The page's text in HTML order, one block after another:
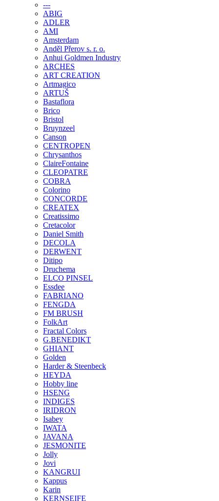
---
ABIG
ADLER
AMI
Amsterdam
Anděl Přerov s. r. o.
Anhui Goldmen Industry
ARCHES
ART CREATION
Artmagico
ARTUŠ
Bastaflora
Brico
Bristol
Bruynzeel
Canson
CENTROPEN
Chrysanthos
ClaireFontaine
CLEOPATRE
COBRA
Colorino
CONCORDE
CREATEX
Creatissimo
Cretacolor
Daniel Smith
DECOLA
DERWENT
Ditipo
Druchema
ELCO PINSEL
Essdee
FABRIANO
FENGDA
FM BRUSH
FolkArt
Fractal Colors
G.BENEDIKT
GHIANT
Golden
Harder & Steenbeck
HEYDA
Hobby line
HSENG
INDIGES
IRIDRON
Isabey
IWATA
JAVANA
JESMONITE
Jolly
Jovi
KANGRUI
Kappus
Karin
KERNSEIFE